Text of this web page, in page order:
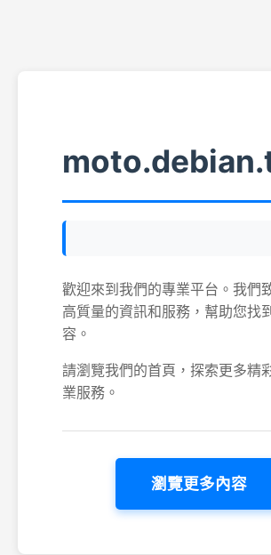
歡迎來到我們的專業平台。我們
高質量的資訊和服務，幫助您找
容。
請瀏覽我們的首頁，探索更多精
業服務。
瀏覽更多內容